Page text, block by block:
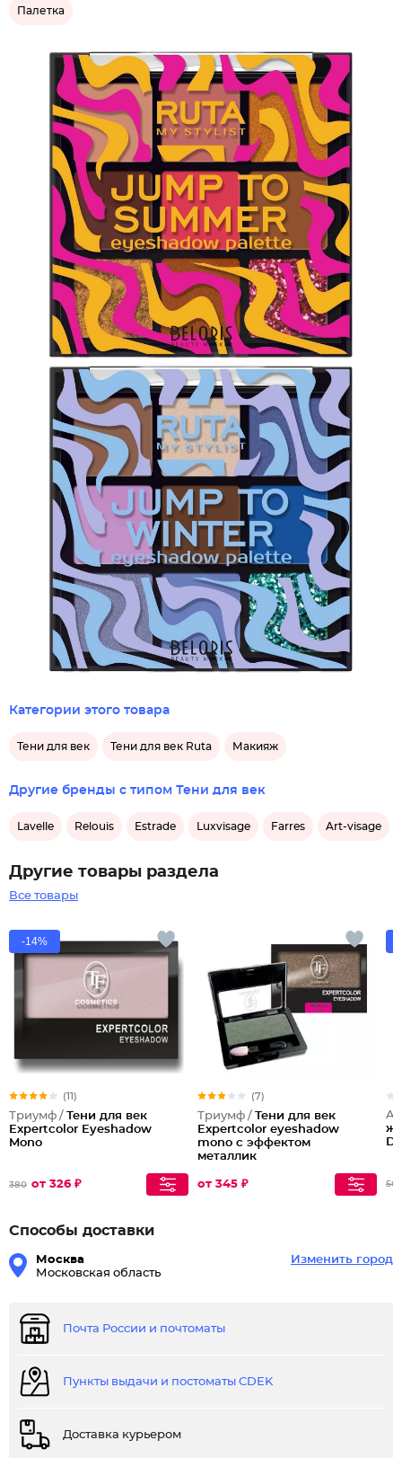
Палетка
Категории этого товара
Тени для век Тени для век Ruta Макияж
Другие бренды с типом Тени для век
Lavelle Relouis Estrade Luxvisage Farres Art-visage
Другие товары раздела
Все товары
-14%
(11)
Триумф / Тени для век
Expertcolor Eyeshadow
Mono
380 от 326 ₽
(7)
Триумф / Тени для век
Expertcolor eyeshadow
mono с эффектом
металлик
от 345 ₽ 560
Способы доставки
Москва
Московская область
Изменить город
Почта России и почтоматы
Пункты выдачи и постоматы CDEK
Доставка курьером